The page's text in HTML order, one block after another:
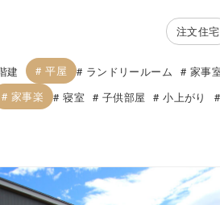
注文住宅
建 平屋 ランドリールーム 家事
家事楽 寝室 子供部屋 小上がり